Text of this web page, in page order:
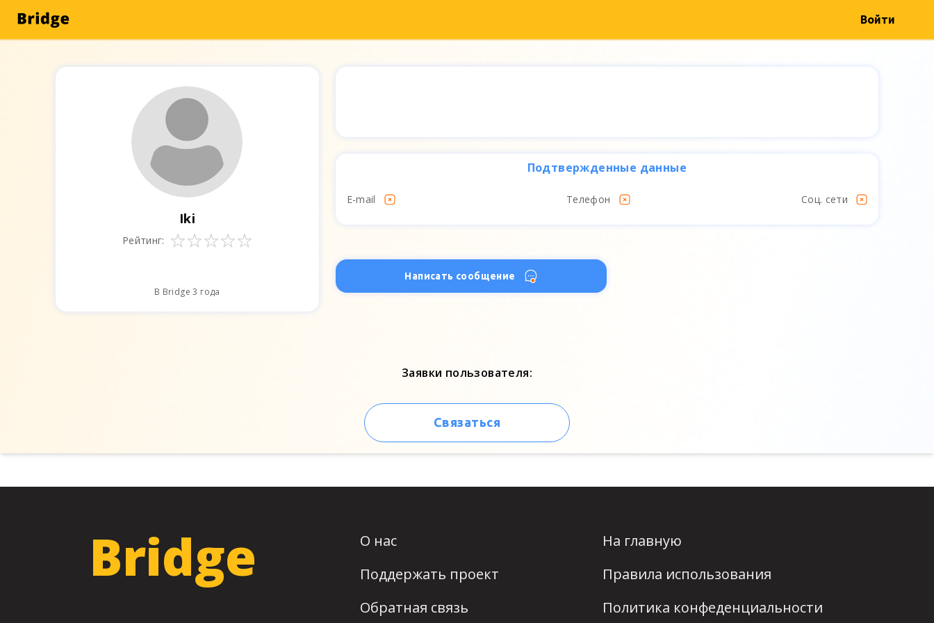
Войти
Iki
Рейтинг:
В Bridge 3 года
Подтвержденные данные
E-mail Телефон Соц. сети
Написать сообщение
Заявки пользователя:
Связаться
Bridge
О нас
Поддержать проект
Обратная связь
На главную
Правила использования
Политика конфеденциальности